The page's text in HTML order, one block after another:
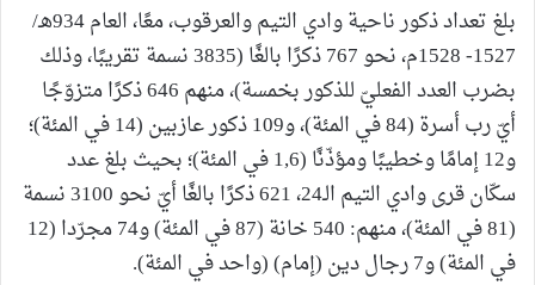
بلغ تعداد ذكور ناحية وادي التيم والعرقوب، معًا، العام 934هـ/
1527- 1528م، نحو 767 ذكرًا بالغًا (3835 نسمة تقريبًا، وذلك
بضرب العدد الفعليّ للذكور بخمسة)، منهم 646 ذكرًا متزوّجًا
أيّ رب أسرة (84 في المئة)، و109 ذكور عازبين (14 في المئة)؛
و12 إمامًا وخطيبًا ومؤذّنًا (1,6 في المئة)؛ بحيث بلغ عدد
سكّان قرى وادي التيم الـ24، 621 ذكرًا بالغًا أيّ نحو 3100 نسمة
(81 في المئة)، منهم: 540 خانة (87 في المئة) و74 مجرّدا (12
في المئة) و7 رجال دين (إمام) (واحد في المئة).